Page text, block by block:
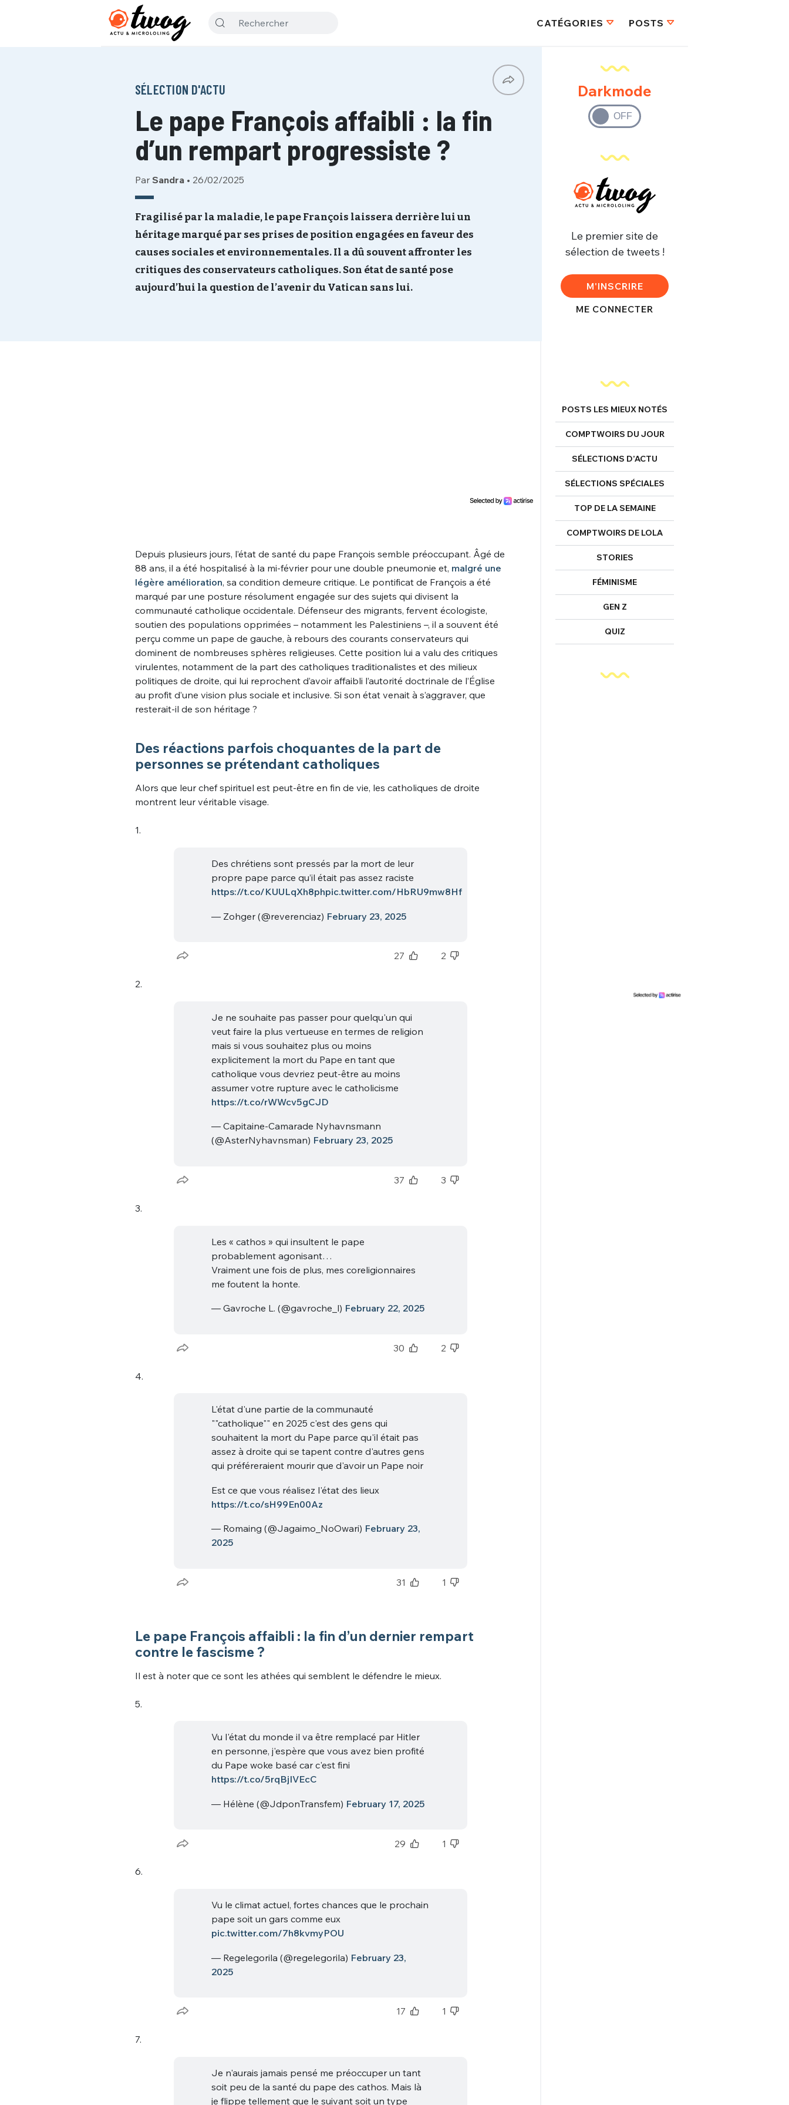
CATÉGORIES POSTS
SÉLECTION D'ACTU
Le pape François affaibli : la fin
d’un rempart progressiste ?
Par Sandra • 26/02/2025
Fragilisé par la maladie, le pape François laissera derrière lui un
héritage marqué par ses prises de position engagées en faveur des
causes sociales et environnementales. Il a dû souvent affronter les
critiques des conservateurs catholiques. Son état de santé pose
aujourd’hui la question de l’avenir du Vatican sans lui.
Depuis plusieurs jours, l’état de santé du pape François semble préoccupant. Âgé de
88 ans, il a été hospitalisé à la mi-février pour une double pneumonie et, malgré une
légère amélioration, sa condition demeure critique. Le pontificat de François a été
marqué par une posture résolument engagée sur des sujets qui divisent la
communauté catholique occidentale. Défenseur des migrants, fervent écologiste,
soutien des populations opprimées – notamment les Palestiniens –, il a souvent été
perçu comme un pape de gauche, à rebours des courants conservateurs qui
dominent de nombreuses sphères religieuses. Cette position lui a valu des critiques
virulentes, notamment de la part des catholiques traditionalistes et des milieux
politiques de droite, qui lui reprochent d’avoir affaibli l’autorité doctrinale de l’Église
au profit d’une vision plus sociale et inclusive. Si son état venait à s’aggraver, que
resterait-il de son héritage ?
Des réactions parfois choquantes de la part de
personnes se prétendant catholiques
Alors que leur chef spirituel est peut-être en fin de vie, les catholiques de droite
montrent leur véritable visage.
1.
Des chrétiens sont pressés par la mort de leur
propre pape parce qu’il était pas assez raciste
https://t.co/KUULqXh8phpic.twitter.com/HbRU9mw8Hf
— Zohger (@reverenciaz) February 23, 2025
27 2
2.
Je ne souhaite pas passer pour quelqu'un qui
veut faire la plus vertueuse en termes de religion
mais si vous souhaitez plus ou moins
explicitement la mort du Pape en tant que
catholique vous devriez peut-être au moins
assumer votre rupture avec le catholicisme
https://t.co/rWWcv5gCJD
— Capitaine-Camarade Nyhavnsmann
(@AsterNyhavnsman) February 23, 2025
37 3
3.
Les « cathos » qui insultent le pape
probablement agonisant…
Vraiment une fois de plus, mes coreligionnaires
me foutent la honte.
— Gavroche L. (@gavroche_l) February 22, 2025
30 2
4.
L'état d'une partie de la communauté
""catholique"" en 2025 c'est des gens qui
souhaitent la mort du Pape parce qu'il était pas
assez à droite qui se tapent contre d'autres gens
qui préféreraient mourir que d'avoir un Pape noir
Est ce que vous réalisez l'état des lieux
https://t.co/sH99En00Az
— Romaing (@Jagaimo_NoOwari) February 23,
2025
31 1
Le pape François affaibli : la fin d’un dernier rempart
contre le fascisme ?
Il est à noter que ce sont les athées qui semblent le défendre le mieux.
5.
Vu l'état du monde il va être remplacé par Hitler
en personne, j'espère que vous avez bien profité
du Pape woke basé car c'est fini
https://t.co/5rqBjIVEcC
— Hélène (@JdponTransfem) February 17, 2025
29 1
6.
Vu le climat actuel, fortes chances que le prochain
pape soit un gars comme eux
pic.twitter.com/7h8kvmyPOU
— Regelegorila (@regelegorila) February 23,
2025
17 1
7.
Je n'aurais jamais pensé me préoccuper un tant
soit peu de la santé du pape des cathos. Mais là
je flippe tellement que le suivant soit un type
Darkmode
Le premier site de
sélection de tweets !
M'INSCRIRE
ME CONNECTER
POSTS LES MIEUX NOTÉS
COMPTWOIRS DU JOUR
SÉLECTIONS D’ACTU
SÉLECTIONS SPÉCIALES
TOP DE LA SEMAINE
COMPTWOIRS DE LOLA
STORIES
FÉMINISME
GEN Z
QUIZ
Bienvenue !
VOTRE PARTICIPATION
Que souhaitez-vous proposer ?
Quelques
Ma propre